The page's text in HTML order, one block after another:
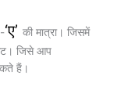
‘ए’ की मात्रा। जिसमें
जिसे आप
हैं।